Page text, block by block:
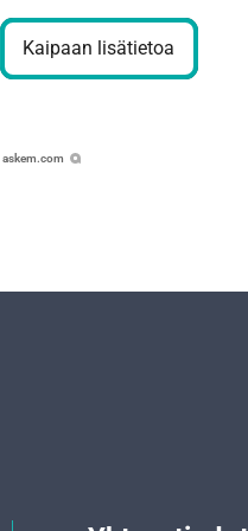
Kaipaan lisätietoa
askem.com